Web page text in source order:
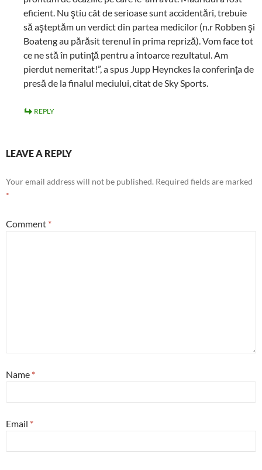
eficient. Nu ştiu cât de serioase sunt accidentări, trebuie
să aşteptăm un verdict din partea medicilor (n.r Robben şi
Boateng au părăsit terenul în prima repriză). Vom face tot
ce ne stă în putinţă pentru a întoarce rezultatul. Am
pierdut nemeritat!”, a spus Jupp Heynckes la conferinţa de
presă de la finalul meciului, citat de Sky Sports.
REPLY
LEAVE A REPLY
Your email address will not be published. Required fields are marked
*
Comment *
Name *
Email *